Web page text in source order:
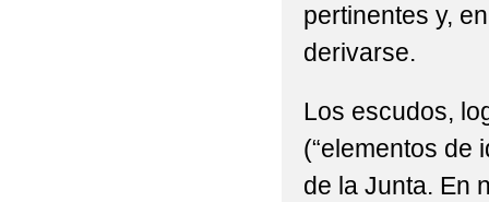
pertinentes y,
derivarse.
Los escudos,
(“elementos de
de la Junta. En